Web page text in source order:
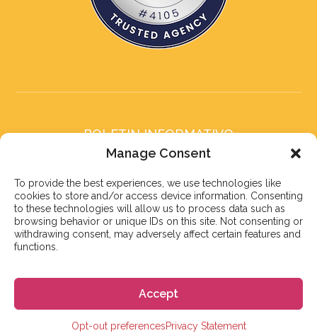
Manage Consent
To provide the best experiences, we use technologies like
cookies to store and/or access device information. Consenting
to these technologies will allow us to process data such as
browsing behavior or unique IDs on this site. Not consenting or
withdrawing consent, may adversely affect certain features and
functions.
Accept
Opt-out preferencesPrivacy Statement
BOLETIN INFORMATIVO
Suscríbete a nuestro boletín
Suscribirse